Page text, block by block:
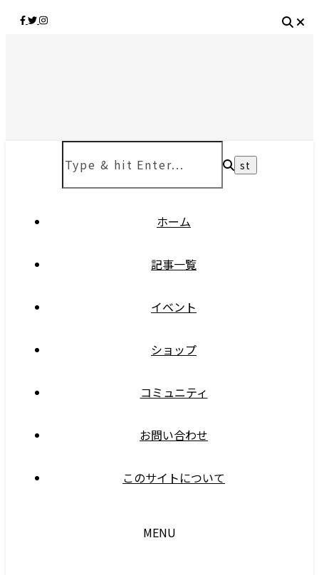
ホーム
記事一覧
イベント
ショップ
コミュニティ
お問い合わせ
このサイトについて
MENU